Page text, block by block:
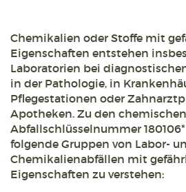
Chemikalien oder Stoffe mit
Eigenschaften entstehen
Laboratorien bei
in der Pathologie, in
Pflegestationen oder
Apotheken. Zu den
Abfallschlüsselnummer
folgende Gruppen von Labor-
Chemikalienabfällen mit
Eigenschaften zu verstehen: